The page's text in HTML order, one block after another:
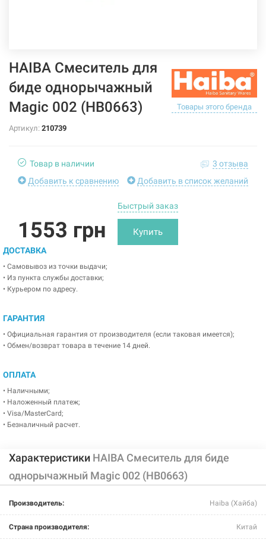
HAIBA Смеситель для
биде однорычажный
Magic 002 (HB0663)
Товары этого бренда
Артикул: 210739
Товар в наличии
3 отзыва
Добавить к сравнению
Добавить в список желаний
1553 грн Купить
Быстрый заказ
ДОСТАВКА
• Самовывоз из точки выдачи;
• Из пункта службы доставки;
• Курьером по адресу.
ГАРАНТИЯ
• Официальная гарантия от производителя (если таковая имеется);
• Обмен/возврат товара в течение 14 дней.
ОПЛАТА
• Наличными;
• Наложенный платеж;
• Visa/MasterCard;
• Безналичный расчет.
Характеристики HAIBA Смеситель для биде
однорычажный Magic 002 (HB0663)
Производитель: Haiba (Хайба)
Страна производителя: Китай